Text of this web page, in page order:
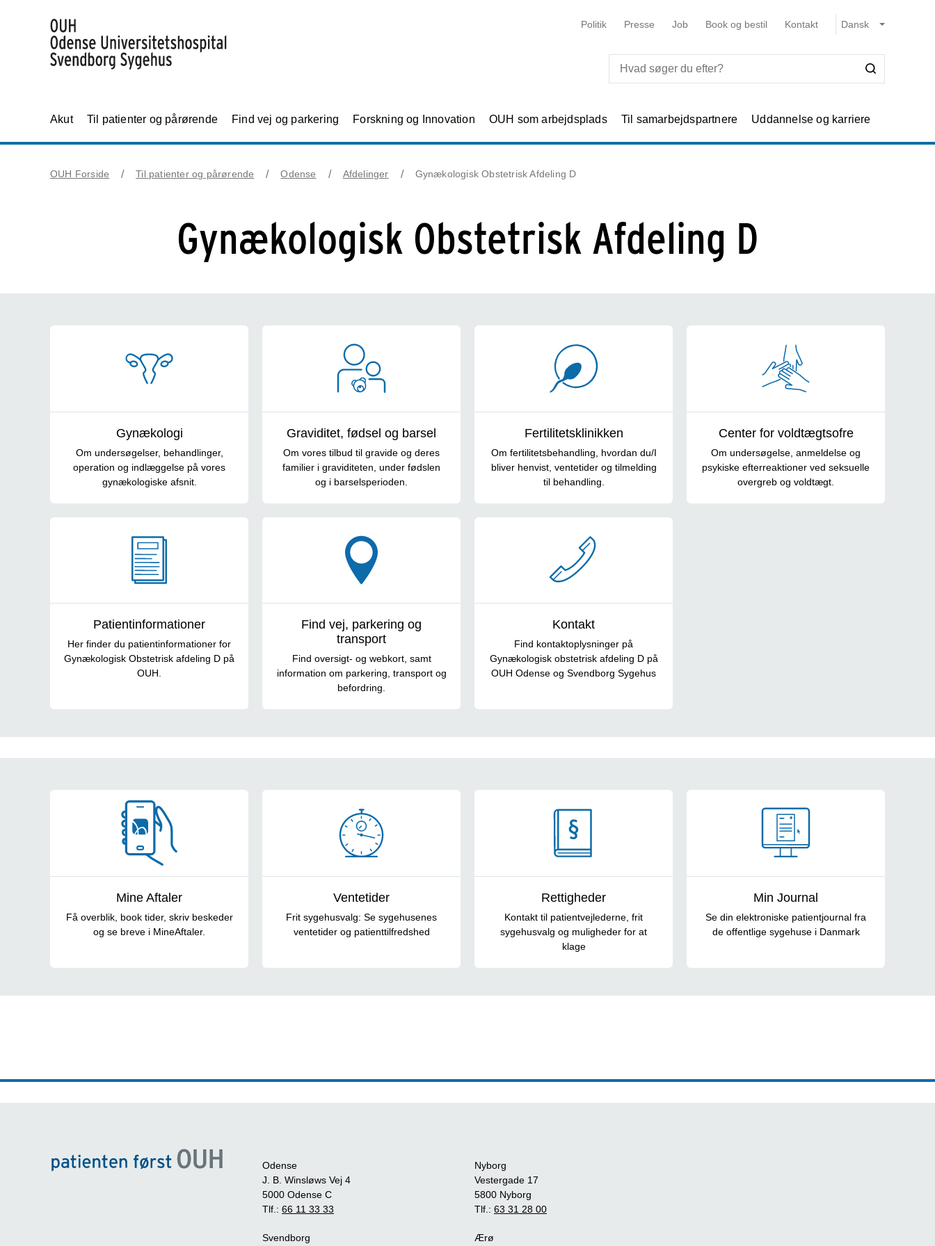
Politik Presse Job Book og bestil Kontakt
Akut Til patienter og pårørende Find vej og parkering Forskning og Innovation OUH som arbejdsplads Til samarbejdspartnere Uddannelse og karriere
OUH Forside Til patienter og pårørende Odense Afdelinger Gynækologisk Obstetrisk Afdeling D
Gynækologisk Obstetrisk Afdeling D
Gynækologi
Om undersøgelser, behandlinger,
operation og indlæggelse på vores
gynækologiske afsnit.
Graviditet, fødsel og barsel
Om vores tilbud til gravide og deres
familier i graviditeten, under fødslen
og i barselsperioden.
Fertilitetsklinikken
Om fertilitetsbehandling, hvordan du/I
bliver henvist, ventetider og tilmelding
til behandling.
Center for voldtægtsofre
Om undersøgelse, anmeldelse og
psykiske efterreaktioner ved seksuelle
overgreb og voldtægt.
Patientinformationer
Her finder du patientinformationer for
Gynækologisk Obstetrisk afdeling D på
OUH.
Find vej, parkering og
transport
Find oversigt- og webkort, samt
information om parkering, transport og
befordring.
Kontakt
Find kontaktoplysninger på
Gynækologisk obstetrisk afdeling D på
OUH Odense og Svendborg Sygehus
Mine Aftaler
Få overblik, book tider, skriv beskeder
og se breve i MineAftaler.
Ventetider
Frit sygehusvalg: Se sygehusenes
ventetider og patienttilfredshed
Rettigheder
Kontakt til patientvejlederne, frit
sygehusvalg og muligheder for at
klage
Min Journal
Se din elektroniske patientjournal fra
de offentlige sygehuse i Danmark
Odense
J. B. Winsløws Vej 4
5000 Odense C
Tlf.: 66 11 33 33
Svendborg
Nyborg
Vestergade 17
5800 Nyborg
Tlf.: 63 31 28 00
Ærø